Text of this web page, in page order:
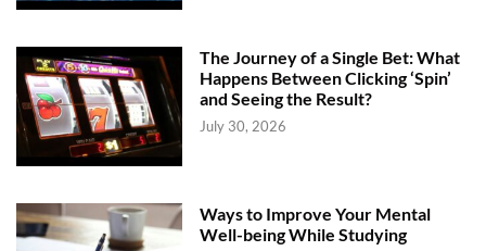
The Journey of a Single Bet: What
Happens Between Clicking ‘Spin’
and Seeing the Result?
July 30, 2026
Ways to Improve Your Mental
Well-being While Studying